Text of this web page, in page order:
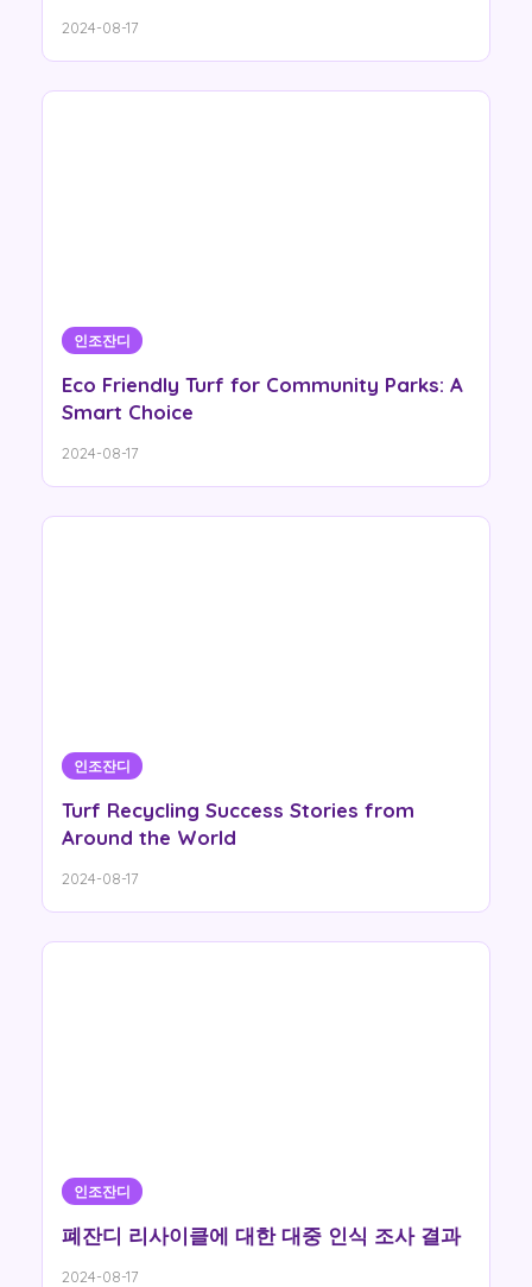
2024-08-17
인조잔디
Eco Friendly Turf for Community Parks: A
Smart Choice
2024-08-17
인조잔디
Turf Recycling Success Stories from
Around the World
2024-08-17
인조잔디
폐잔디 리사이클에 대한 대중 인식 조사 결과
2024-08-17